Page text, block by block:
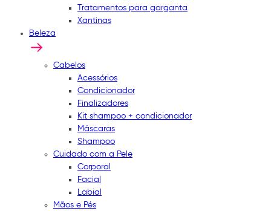
Tratamentos para garganta
Xantinas
Beleza
Cabelos
Acessórios
Condicionador
Finalizadores
Kit shampoo + condicionador
Máscaras
Shampoo
Cuidado com a Pele
Corporal
Facial
Labial
Mãos e Pés